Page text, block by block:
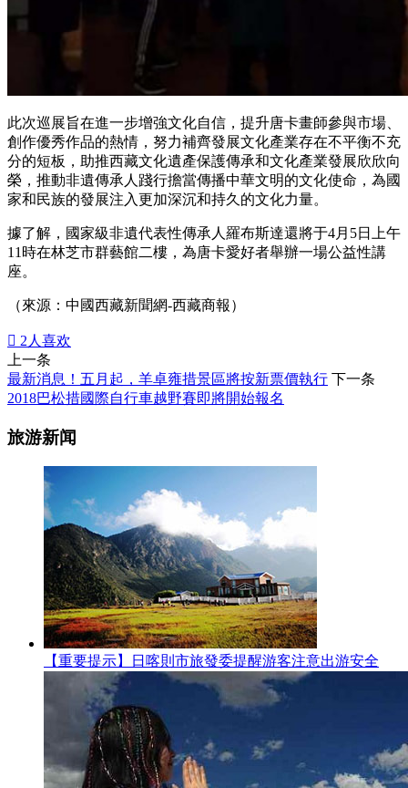
此次巡展旨在進一步增強文化自信，提升唐卡畫師參與市場、
創作優秀作品的熱情，努力補齊發展文化產業存在不平衡不充
分的短板，助推西藏文化遺產保護傳承和文化產業發展欣欣向
榮，推動非遺傳承人踐行擔當傳播中華文明的文化使命，為國
家和民族的發展注入更加深沉和持久的文化力量。
據了解，國家級非遺代表性傳承人羅布斯達還將于4月5日上午
11時在林芝市群藝館二樓，為唐卡愛好者舉辦一場公益性講
座。
（來源：中國西藏新聞網-西藏商報）
 2 人喜欢
上一条
最新消息！五月起，羊卓雍措景區將按新票價執行 下一条
2018巴松措國際自行車越野賽即將開始報名
旅游新闻
【重要提示】日喀則市旅發委提醒游客注意出游安全